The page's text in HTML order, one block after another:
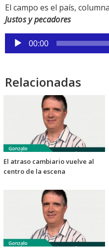
El campo es el país,
Justos y pecadores
Reproductor
de
00:00
Relacionadas
El atraso cambiario vuelve al
centro de la escena